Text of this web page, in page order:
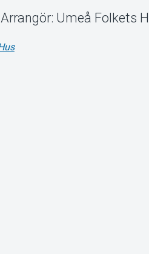
Arrangör: Umeå Folkets